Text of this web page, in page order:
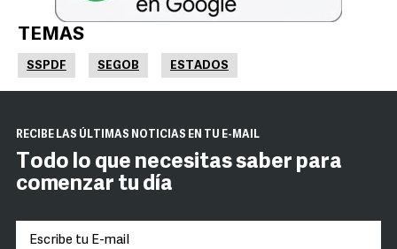
TEMAS
SSPDF SEGOB ESTADOS
RECIBE LAS ÚLTIMAS NOTICIAS EN TU E-MAIL
Todo lo que necesitas saber para
comenzar tu día